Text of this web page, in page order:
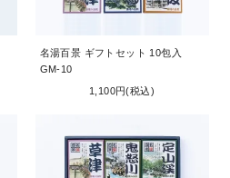
名湯百景 ギフトセット 10包入
GM-10
1,100円(税込)